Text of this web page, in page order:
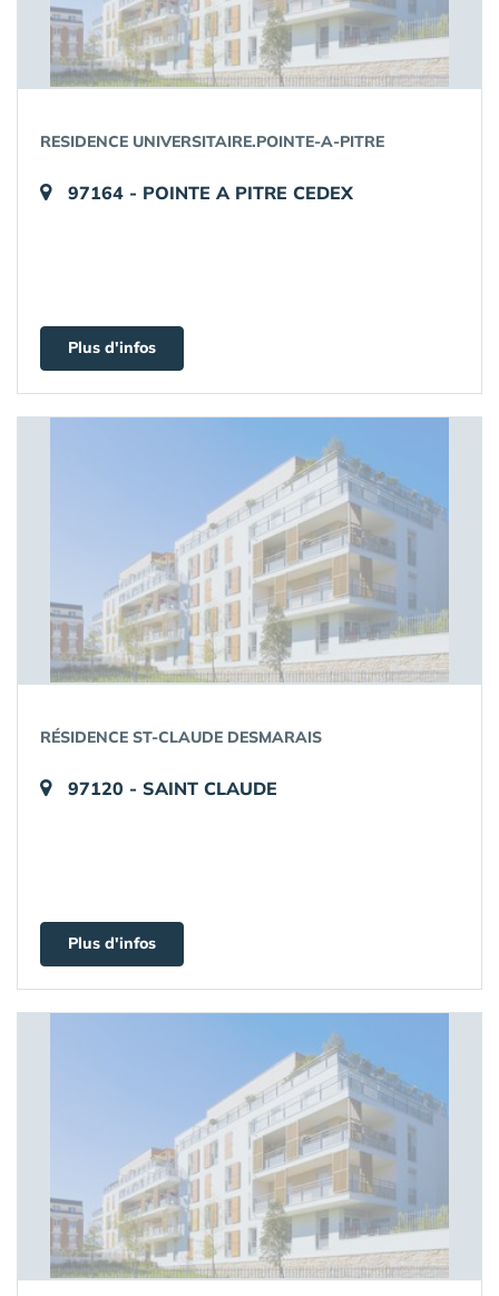
RESIDENCE UNIVERSITAIRE.POINTE-A-PITRE
97164 - POINTE A PITRE CEDEX
Plus d'infos
RÉSIDENCE ST-CLAUDE DESMARAIS
97120 - SAINT CLAUDE
Plus d'infos